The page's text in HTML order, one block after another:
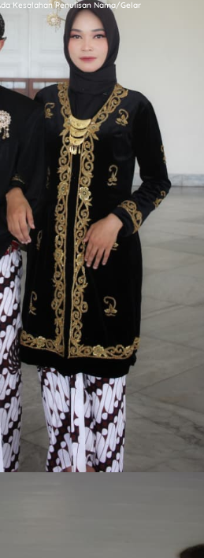
Kesalahan Penulisan Nama/Gelar